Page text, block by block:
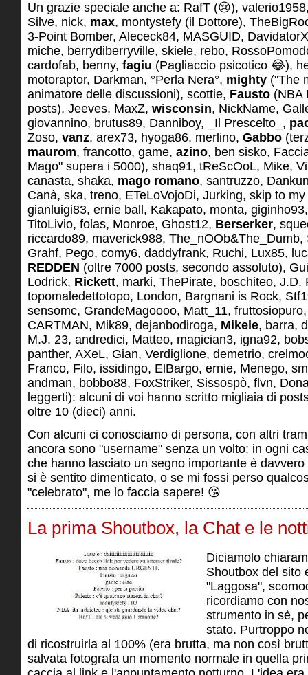
Un grazie speciale anche a: RafT (😢),
Silve, nick, max, montystefy (il Dottore),
3-Point Bomber, Alececk84, MASGUID,
miche, berrydiberryville, skiele, rebo,
cardofab, benny, fagiu (Pagliaccio psicotico 😂),
motoraptor, Darkman, °Perla Nera°, mighty ("The
animatore delle discussioni), scottie, Fausto (NBA
posts), Jeeves, MaxZ, wisconsin, NickName,
giovannino, brutus89, Danniboy, _Il Prescelto_,
Zoso, vanz, arex73, hyoga86, merlino, Gabbo
maurom, francotto, game, azino, ben sisko,
Mago" supera i 5000), shaq91, tReScOoL, Mike,
canasta, shaka, mago romano, santruzzo,
Canà, ska, treno, ETeLoVojoDi, Jurking, skip to
gianluigi83, ernie ball, Kakapato, monta,
TitoLivio, folas, Monroe, Ghost12, Berserker,
riccardo89, maverick988,
Grahf, Pego, comy6, daddyfrank, Ruchi, Lux85,
REDDEN (oltre 7000 posts, secondo assoluto),
Lodrick, Rickett, marki, ThePirate, boschiteo, J.D.
topomaledettotopo, London, Bargnani is Rock,
sensomc, GrandeMagoooo, Matt_11,
CARTMAN, Mik89, dejanbodiroga, Mikele, barra,
M.J. 23, andredici, Matteo, magician3, igna92,
panther, AXeL, Gian, Verdiglione, demetrio,
Franco, Filo, issidingo, ElBargo, ernie, Menego,
andman, bobbo88, FoxStriker, Sissospò, flvn,
leggerti): alcuni di voi hanno scritto migliaia di
oltre 10 (dieci) anni.
Con alcuni ci conosciamo di persona, con altri
ancora sono "username" senza un volto: in ogni
che hanno lasciato un segno importante è
si è sentito dimenticato, o se mi fossi perso
"celebrato", me lo faccia sapere! 😘
La prima Shoutbox, la Chat e le
Diciamolo
Shoutbox del sito
"Laggosa",
ricordiamo con
strumento in sè,
stato. Purtroppo
di ricostruirla al 100% (era brutta, ma non così
salvata fotografa un momento normale in quella